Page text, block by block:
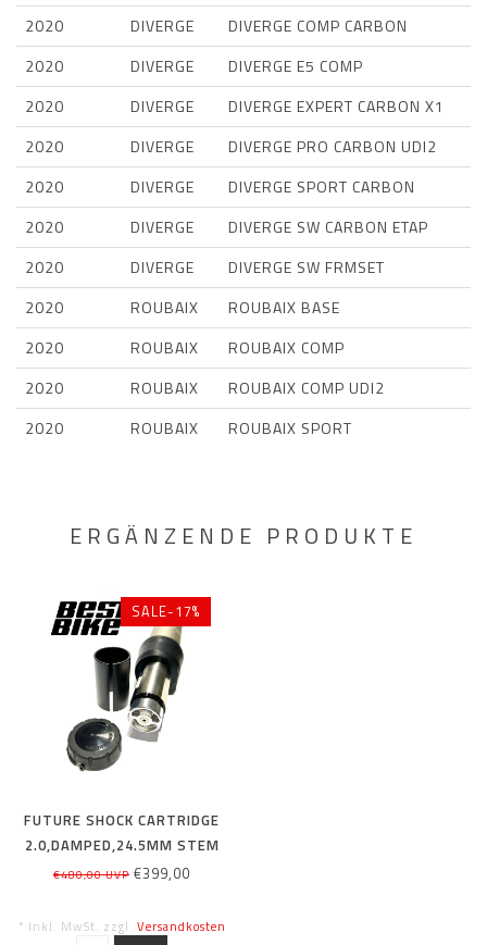
2020 DIVERGE
DIVERGE COMP CARBON
2020
DIVERGE
DIVERGE E5 COMP
2020
DIVERGE
DIVERGE EXPERT CARBON X1
2020
DIVERGE
DIVERGE PRO CARBON UDI2
2020
DIVERGE
DIVERGE SPORT CARBON
2020
DIVERGE
DIVERGE SW CARBON ETAP
2020
DIVERGE
DIVERGE SW FRMSET
2020
ROUBAIX
ROUBAIX BASE
2020
ROUBAIX
ROUBAIX COMP
2020
ROUBAIX
ROUBAIX COMP UDI2
2020
ROUBAIX ROUBAIX SPORT
ERGÄNZENDE PRODUKTE
SALE-17%
FUTURE SHOCK CARTRIDGE
2.0,DAMPED,24.5MM STEM
SHIM
€480,00 UVP €399,00
* Inkl. MwSt. zzgl. Versandkosten